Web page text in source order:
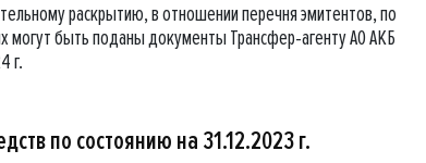
раскрытию, в отношении перечня эмитентов, по
могут быть поданы документы Трансфер-агенту АО АКБ
г.
по состоянию на 31.12.2023 г.